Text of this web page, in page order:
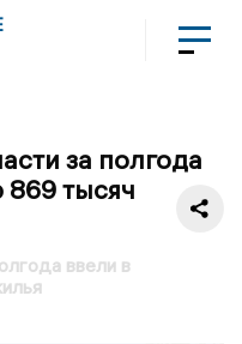
за полгода
869 тысяч
ввели в